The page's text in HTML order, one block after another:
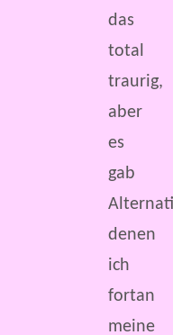
das
total
traurig,
aber
es
gab
denen
ich
fortan
meine